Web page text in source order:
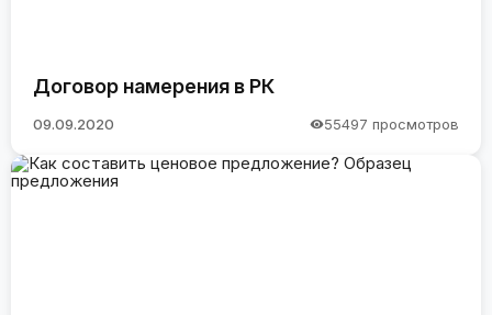
Договор намерения в РК
09.09.2020 55497 просмотров